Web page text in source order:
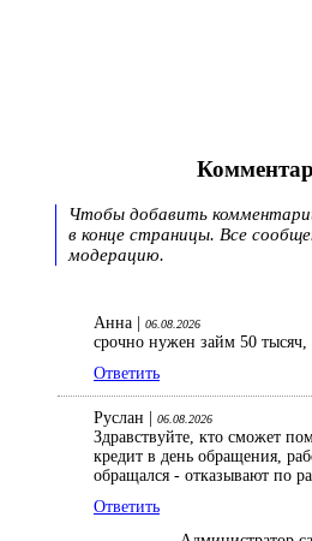
Чтобы добавить
в конце страницы. Все
модерацию.
Анна | 06.08.2026
срочно нужен займ 50
Ответить
Руслан | 06.08.2026
Здравствуйте, кто сможет
кредит в день обращения,
обращался - отказывают по
Ответить